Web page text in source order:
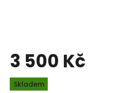
3 500 Kč
Měrná
cena:
Skladem